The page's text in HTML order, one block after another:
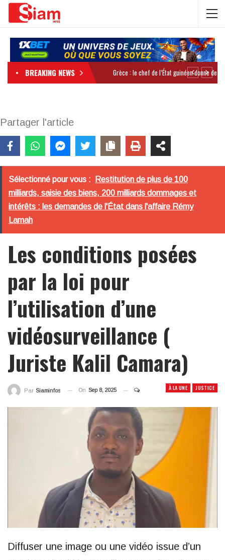
BREAKING NEWS
Partager l'article
Sélectionné pour vous :
Restitution de plus de 100
milliards, saisie des biens, 200 milliards dommages et
intérêts : les demandes de l'État dans l'affaire Rémy
Lamah
Les conditions posées
par la loi pour
l’utilisation d’une
vidéosurveillance (
Juriste Kalil Camara)
À LA UNE JUSTICE
Par Siaminfos On Sep 8, 2025
Diffuser une image ou une vidéo issue d’un